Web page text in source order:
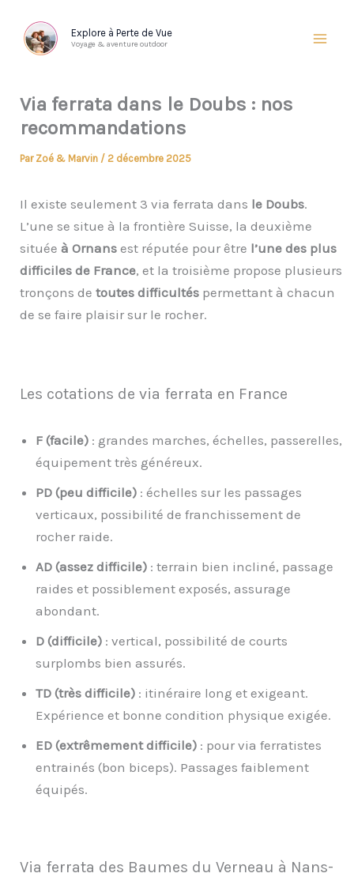
contenu
Explore à Perte de Vue
Voyage & aventure outdoor
Via ferrata dans le Doubs : nos
recommandations
Par Zoé & Marvin / 2 décembre 2025
Il existe seulement 3 via ferrata dans le Doubs.
L’une se situe à la frontière Suisse, la deuxième
située à Ornans est réputée pour être l’une des plus
difficiles de France, et la troisième propose plusieurs
tronçons de toutes difficultés permettant à chacun
de se faire plaisir sur le rocher.
Les cotations de via ferrata en France
F (facile) : grandes marches, échelles, passerelles,
équipement très généreux.
PD (peu difficile) : échelles sur les passages
verticaux, possibilité de franchissement de
rocher raide.
AD (assez difficile) : terrain bien incliné, passage
raides et possiblement exposés, assurage
abondant.
D (difficile) : vertical, possibilité de courts
surplombs bien assurés.
TD (très difficile) : itinéraire long et exigeant.
Expérience et bonne condition physique exigée.
ED (extrêmement difficile) : pour via ferratistes
entrainés (bon biceps). Passages faiblement
équipés.
Via ferrata des Baumes du Verneau à Nans-